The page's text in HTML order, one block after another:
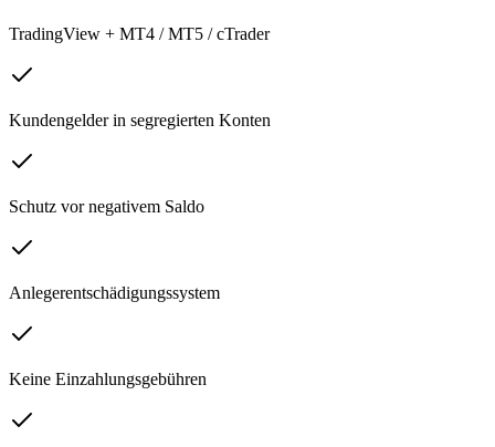
TradingView + MT4 / MT5 / cTrader
Kundengelder in segregierten Konten
Schutz vor negativem Saldo
Anlegerentschädigungssystem
Keine Einzahlungsgebühren